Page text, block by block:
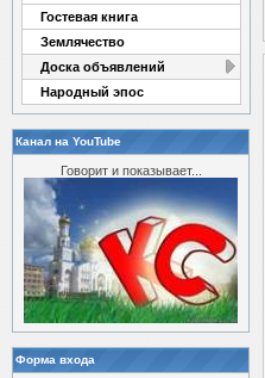
Гостевая книга
Землячество
Доска объявлений
Народный эпос
Канал на YouTube
Говорит и показывает...
Форма входа